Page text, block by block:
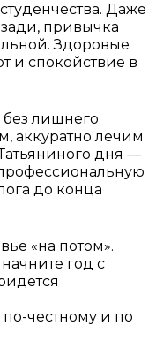
Даже
привычка
Здоровые
и спокойствие в
лишнего
аккуратно лечим
дня —
до конца
«на потом».
год с
честному и по